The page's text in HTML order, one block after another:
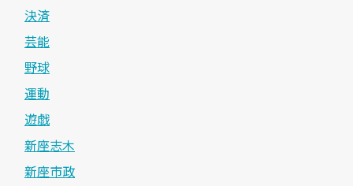
決済
芸能
野球
運動
遊戯
新座志木
新座市政